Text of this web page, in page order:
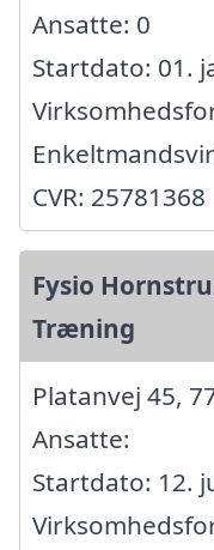
Ansatte: 0
Startdato: 01.
CVR: 25781368
Fysio
Træning
Platanvej 45,
Ansatte:
Startdato: 12.